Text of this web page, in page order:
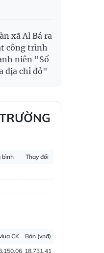
xã Al Bá ra
công trình
niên "Số
địa chỉ đỏ"
bình
Thay đổi
CK
Bán (vnđ)
18,731.41